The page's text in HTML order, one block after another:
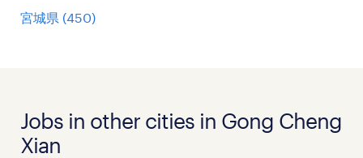
宮城県 (450)
Jobs in other cities in Gong Cheng
Xian